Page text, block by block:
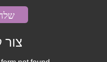
רירית רחם דקה
שחלות פוליציסטיות